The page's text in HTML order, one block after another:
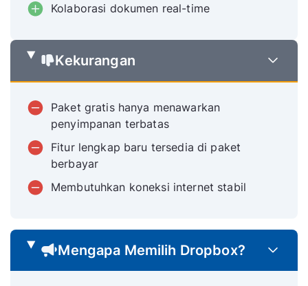
Kolaborasi dokumen real-time
Kekurangan
Paket gratis hanya menawarkan
penyimpanan terbatas
Fitur lengkap baru tersedia di paket
berbayar
Membutuhkan koneksi internet stabil
Mengapa Memilih Dropbox?